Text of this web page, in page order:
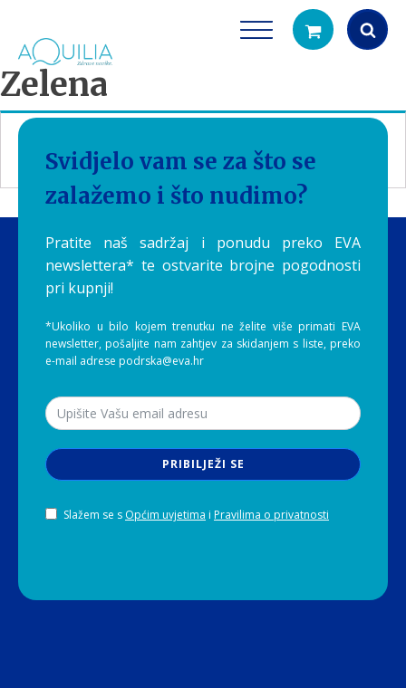
search
Zelena
odabiru.
Svidjelo vam se za što se
zalažemo i što nudimo?
Pratite naš sadržaj i ponudu preko EVA
newslettera* te ostvarite brojne pogodnosti
pri kupnji!
*Ukoliko u bilo kojem trenutku ne želite više primati EVA
newsletter, pošaljite nam zahtjev za skidanjem s liste, preko
e-mail adrese podrska@eva.hr
PRIBILJEŽI SE
Slažem se s Općim uvjetima i Pravilima o privatnosti
Tuš glave
čistu vodu za